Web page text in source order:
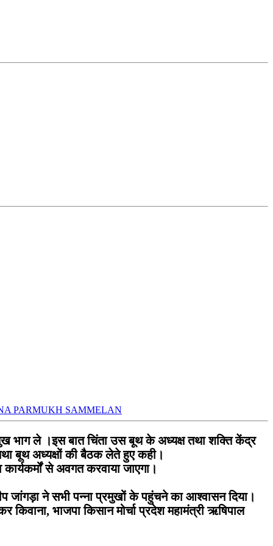
PARMUKH SAMMELAN
भाग ले ।इस बात चिंता उस बूथ के अध्यक्ष तथा शक्ति केंद्र
बूथ अध्यक्षों की बैठक लेते हुए कही।
से अवगत करवाया जाएगा।
जांगड़ा ने सभी पन्ना प्रमुखों के पहुंचने का आश्वासन दिया।
भाजपा किसान मोर्चा प्रदेश महामंत्री ऋषिपाल